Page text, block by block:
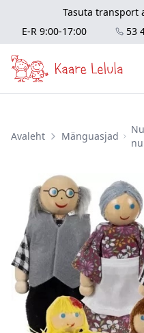
Tasuta transport
E-R 9:00-17:00
53
Avaleht Mänguasjad